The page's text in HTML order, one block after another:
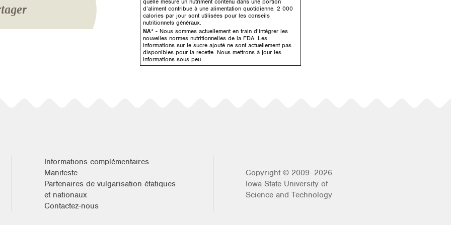
d’aliment contribue à une alimentation quotidienne. 2 000
calories par jour sont utilisées pour les conseils
nutritionnels généraux.
NA* - Nous sommes actuellement en train d’intégrer les
nouvelles normes nutritionnelles de la FDA. Les
informations sur le sucre ajouté ne sont actuellement pas
disponibles pour la recette. Nous mettrons à jour les
informations sous peu.
Informations complémentaires
Manifeste
Partenaires de vulgarisation étatiques
et nationaux
Contactez-nous
Copyright © 2009–2026
Iowa State University of
Science and Technology